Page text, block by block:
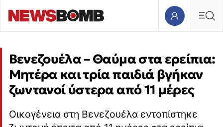
Βενεζουέλα – Θαύμα στα ερείπια:
Μητέρα και τρία παιδιά βγήκαν
ζωντανοί ύστερα από 11 μέρες
Οικογένεια στη Βενεζουέλα εντοπίστηκε